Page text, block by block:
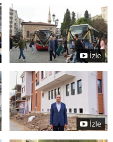
İzle
İzle